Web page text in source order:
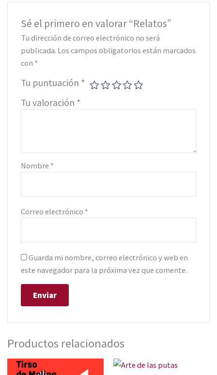
Sé el primero en valorar “Relatos”
Tu dirección de correo electrónico no será
publicada. Los campos obligatorios están marcados
con *
Tu puntuación *
Tu valoración *
Nombre *
Correo electrónico *
Guarda mi nombre, correo electrónico y web en
este navegador para la próxima vez que comente.
Productos relacionados